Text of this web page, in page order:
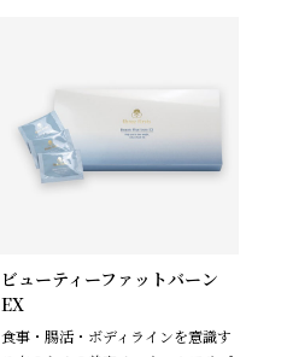
ビューティーファットバーン
EX
食事・腸活・ボディラインを意識す